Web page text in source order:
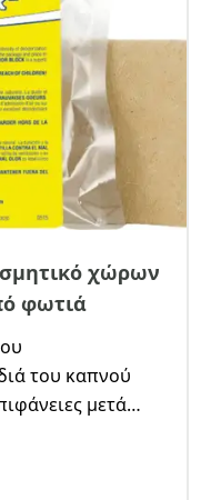
χώρων
φωτιά
του καπνού
μετά
χώρους με